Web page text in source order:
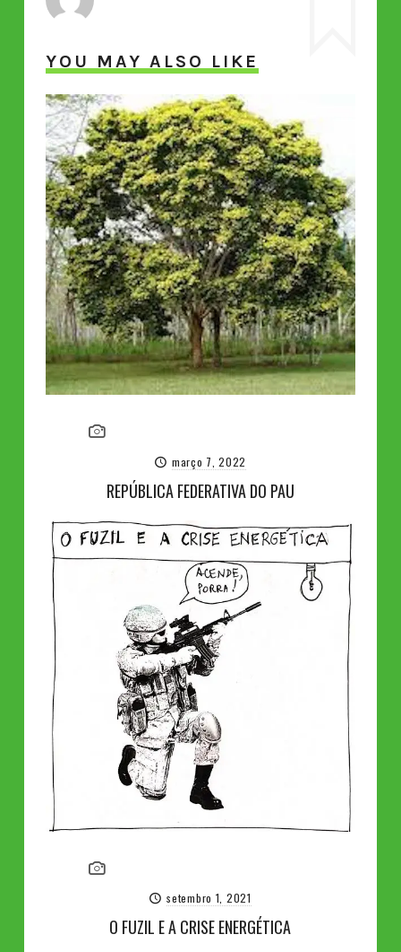
YOU MAY ALSO LIKE
março 7, 2022
REPÚBLICA FEDERATIVA DO PAU
setembro 1, 2021
O FUZIL E A CRISE ENERGÉTICA